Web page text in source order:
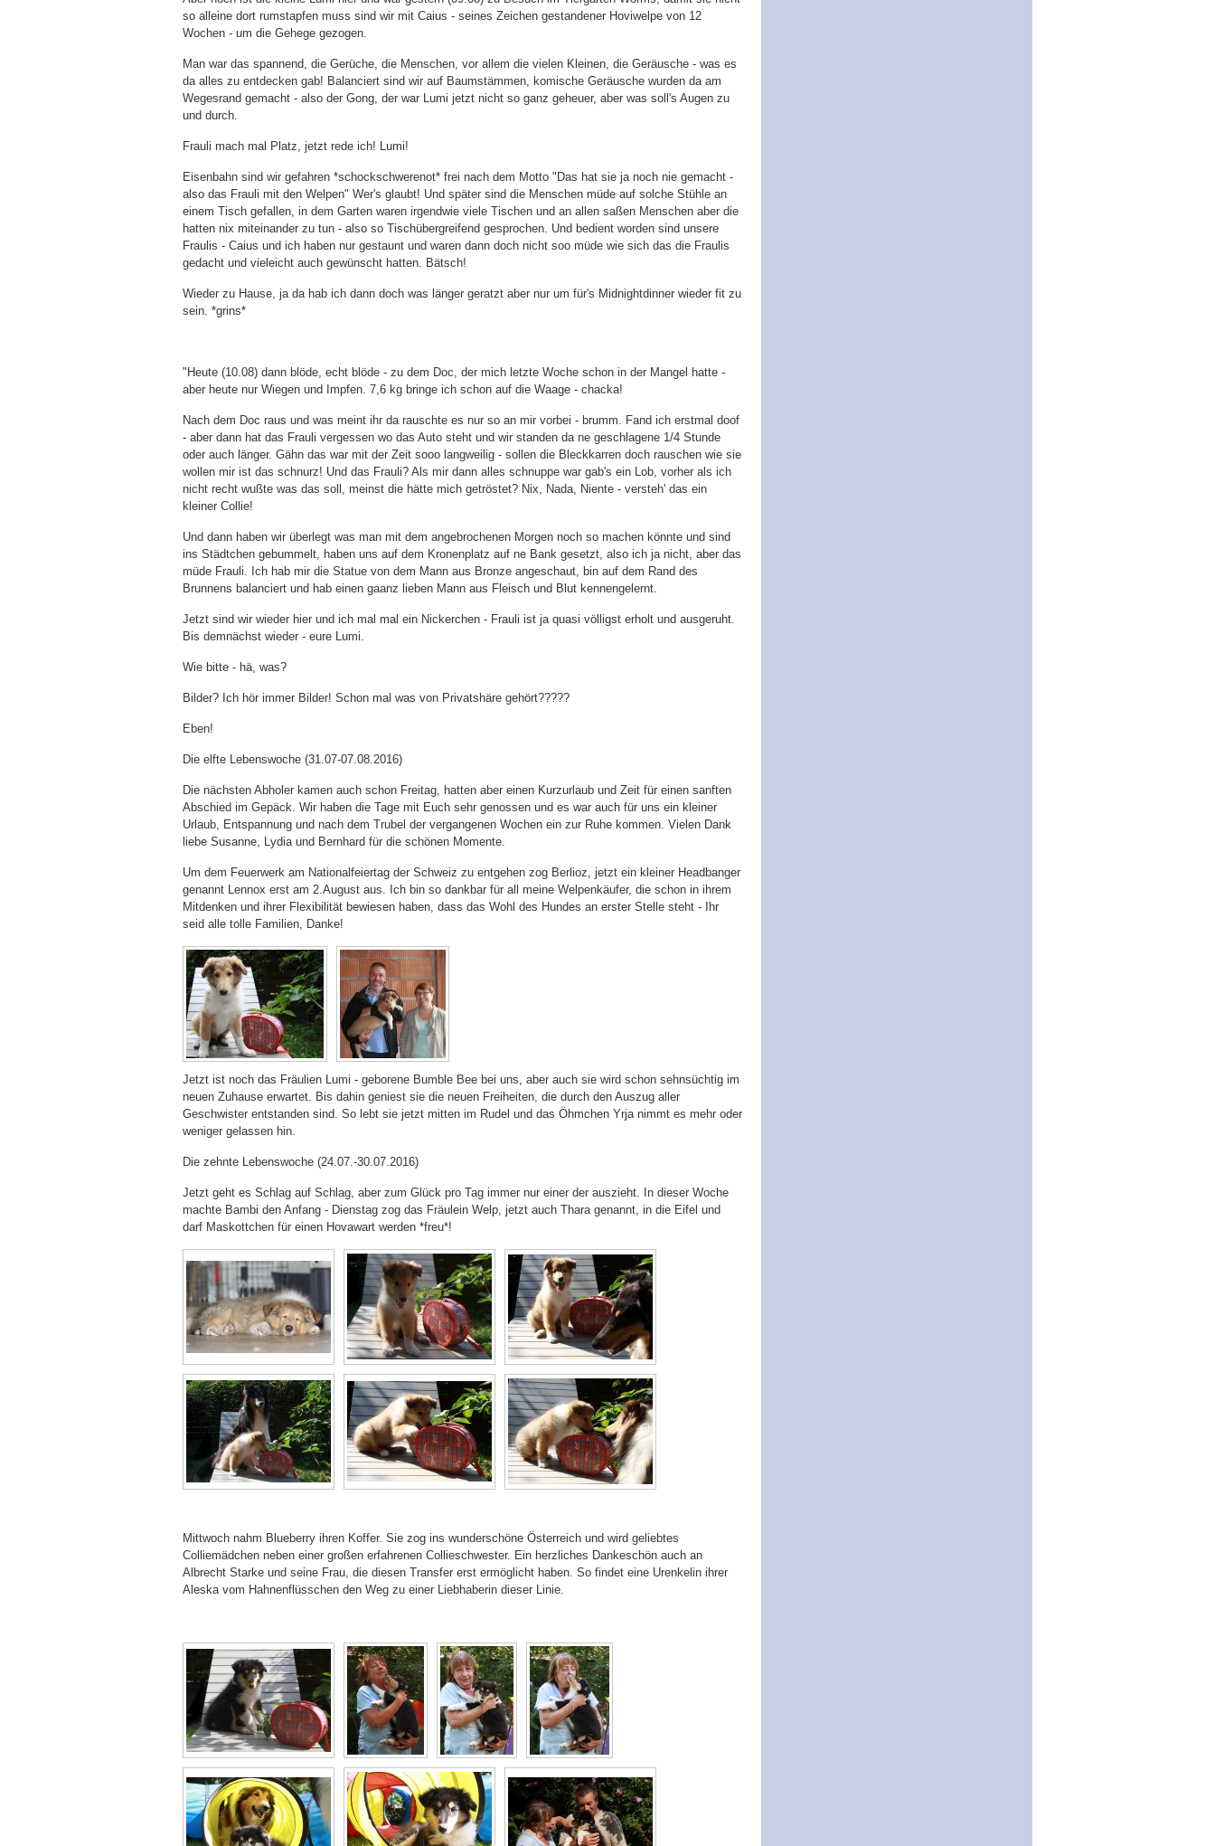
so alleine dort rumstapfen muss sind wir mit Caius - seines Zeichen gestandener Hoviwelpe von 12
Wochen - um die Gehege gezogen.
Man war das spannend, die Gerüche, die Menschen, vor allem die vielen Kleinen, die Geräusche - was es
da alles zu entdecken gab! Balanciert sind wir auf Baumstämmen, komische Geräusche wurden da am
Wegesrand gemacht - also der Gong, der war Lumi jetzt nicht so ganz geheuer, aber was soll's Augen zu
und durch.
Frauli mach mal Platz, jetzt rede ich! Lumi!
Eisenbahn sind wir gefahren *schockschwerenot* frei nach dem Motto "Das hat sie ja noch nie gemacht -
also das Frauli mit den Welpen" Wer's glaubt! Und später sind die Menschen müde auf solche Stühle an
einem Tisch gefallen, in dem Garten waren irgendwie viele Tischen und an allen saßen Menschen aber die
hatten nix miteinander zu tun - also so Tischübergreifend gesprochen. Und bedient worden sind unsere
Fraulis - Caius und ich haben nur gestaunt und waren dann doch nicht soo müde wie sich das die Fraulis
gedacht und vieleicht auch gewünscht hatten. Bätsch!
Wieder zu Hause, ja da hab ich dann doch was länger geratzt aber nur um für's Midnightdinner wieder fit zu
sein. *grins*
"Heute (10.08) dann blöde, echt blöde - zu dem Doc, der mich letzte Woche schon in der Mangel hatte -
aber heute nur Wiegen und Impfen. 7,6 kg bringe ich schon auf die Waage - chacka!
Nach dem Doc raus und was meint ihr da rauschte es nur so an mir vorbei - brumm. Fand ich erstmal doof
- aber dann hat das Frauli vergessen wo das Auto steht und wir standen da ne geschlagene 1/4 Stunde
oder auch länger. Gähn das war mit der Zeit sooo langweilig - sollen die Bleckkarren doch rauschen wie sie
wollen mir ist das schnurz! Und das Frauli? Als mir dann alles schnuppe war gab's ein Lob, vorher als ich
nicht recht wußte was das soll, meinst die hätte mich getröstet? Nix, Nada, Niente - versteh' das ein
kleiner Collie!
Und dann haben wir überlegt was man mit dem angebrochenen Morgen noch so machen könnte und sind
ins Städtchen gebummelt, haben uns auf dem Kronenplatz auf ne Bank gesetzt, also ich ja nicht, aber das
müde Frauli. Ich hab mir die Statue von dem Mann aus Bronze angeschaut, bin auf dem Rand des
Brunnens balanciert und hab einen gaanz lieben Mann aus Fleisch und Blut kennengelernt.
Jetzt sind wir wieder hier und ich mal mal ein Nickerchen - Frauli ist ja quasi völligst erholt und ausgeruht.
Bis demnächst wieder - eure Lumi.
Wie bitte - hä, was?
Bilder? Ich hör immer Bilder! Schon mal was von Privatshäre gehört?????
Eben!
Die elfte Lebenswoche (31.07-07.08.2016)
Die nächsten Abholer kamen auch schon Freitag, hatten aber einen Kurzurlaub und Zeit für einen sanften
Abschied im Gepäck. Wir haben die Tage mit Euch sehr genossen und es war auch für uns ein kleiner
Urlaub, Entspannung und nach dem Trubel der vergangenen Wochen ein zur Ruhe kommen. Vielen Dank
liebe Susanne, Lydia und Bernhard für die schönen Momente.
Um dem Feuerwerk am Nationalfeiertag der Schweiz zu entgehen zog Berlioz, jetzt ein kleiner Headbanger
genannt Lennox erst am 2.August aus. Ich bin so dankbar für all meine Welpenkäufer, die schon in ihrem
Mitdenken und ihrer Flexibilität bewiesen haben, dass das Wohl des Hundes an erster Stelle steht - Ihr
seid alle tolle Familien, Danke!
Jetzt ist noch das Fräulien Lumi - geborene Bumble Bee bei uns, aber auch sie wird schon sehnsüchtig im
neuen Zuhause erwartet. Bis dahin geniest sie die neuen Freiheiten, die durch den Auszug aller
Geschwister entstanden sind. So lebt sie jetzt mitten im Rudel und das Öhmchen Yrja nimmt es mehr oder
weniger gelassen hin.
Die zehnte Lebenswoche (24.07.-30.07.2016)
Jetzt geht es Schlag auf Schlag, aber zum Glück pro Tag immer nur einer der auszieht. In dieser Woche
machte Bambi den Anfang - Dienstag zog das Fräulein Welp, jetzt auch Thara genannt, in die Eifel und
darf Maskottchen für einen Hovawart werden *freu*!
Mittwoch nahm Blueberry ihren Koffer. Sie zog ins wunderschöne Österreich und wird geliebtes
Colliemädchen neben einer großen erfahrenen Collieschwester. Ein herzliches Dankeschön auch an
Albrecht Starke und seine Frau, die diesen Transfer erst ermöglicht haben. So findet eine Urenkelin ihrer
Aleska vom Hahnenflüsschen den Weg zu einer Liebhaberin dieser Linie.